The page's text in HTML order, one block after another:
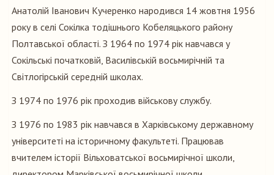
Анатолій Іванович Кучеренко народився 14 жовтня 1956
року в селі Сокілка тодішнього Кобеляцького району
Полтавської області. З 1964 по 1974 рік навчався у
Сокільські початковій, Василівській восьмирічній та
Світлогірській середній школах.
З 1974 по 1976 рік проходив військову службу.
З 1976 по 1983 рік навчався в Харківському державному
університеті на історичному факультеті. Працював
вчителем історії Вільховатської восьмирічної школи,